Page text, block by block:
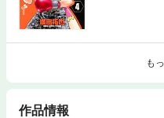
も
作品情報